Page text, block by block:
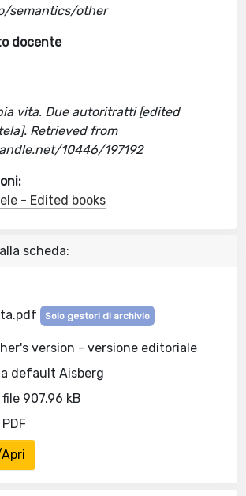
semantics/other
docente
vita. Due autoritratti [edited
Retrieved from
10446/197192
- Edited books
scheda:
Solo gestori di archivio
version - versione editoriale
default Aisberg
907.96 kB